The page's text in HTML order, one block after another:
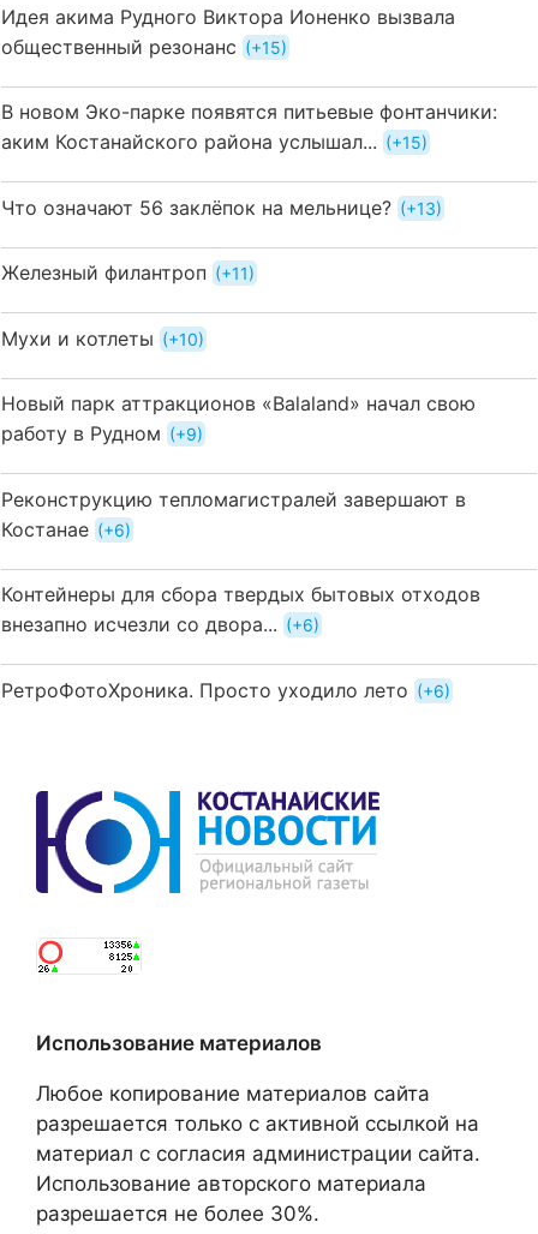
Идея акима Рудного Виктора Ионенко вызвала
общественный резонанс
+15
В новом Эко-парке появятся питьевые фонтанчики:
аким Костанайского района услышал...
+15
Что означают 56 заклёпок на мельнице? +13
Железный филантроп +11
Мухи и котлеты +10
Новый парк аттракционов «Balaland» начал свою
работу в Рудном
+9
Реконструкцию тепломагистралей завершают в
Костанае
+6
Контейнеры для сбора твердых бытовых отходов
внезапно исчезли со двора...
+6
РетроФотоХроника. Просто уходило лето +6
Использование материалов
Любое копирование материалов сайта
разрешается только с активной ссылкой на
материал с согласия администрации сайта.
Использование авторского материала
разрешается не более 30%.